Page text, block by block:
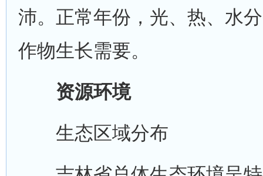
沛。正常年份，光、热、水
作物生长需要。
资源环境
生态区域分布